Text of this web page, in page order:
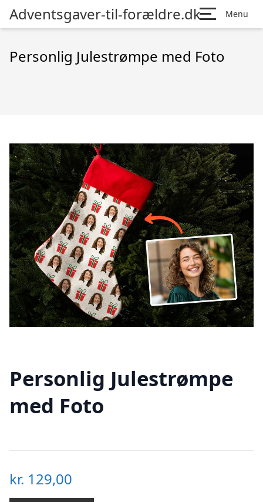
Adventsgaver-til-forældre.dk Menu
Personlig Julestrømpe med Foto
Personlig Julestrømpe
med Foto
kr. 129,00